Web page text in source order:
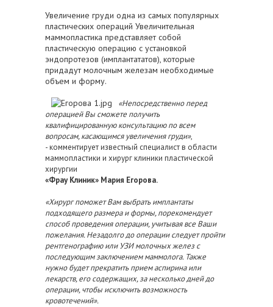
Увеличение груди одна из самых популярных
пластических операций Увеличительная
маммопластика представляет собой
пластическую операцию с установкой
эндопротезов (имплантататов), которые
придадут молочным железам необходимые
объем и форму.
«Непосредственно перед
операцией Вы сможете получить
квалифицированную консультацию по всем
вопросам, касающимся увеличения груди»,
- комментирует известный специалист в области
маммопластики и хирург клиники пластической
хирургии
«Фрау Клиник» Мария Егорова.
«Хирург поможет Вам выбрать имплантаты
подходящего размера и формы, порекомендует
способ проведения операции, учитывая все Ваши
пожелания. Незадолго до операции следует пройти
рентгенографию или УЗИ молочных желез с
последующим заключением маммолога. Также
нужно будет прекратить прием аспирина или
лекарств, его содержащих, за несколько дней до
операции, чтобы исключить возможность
кровотечений».